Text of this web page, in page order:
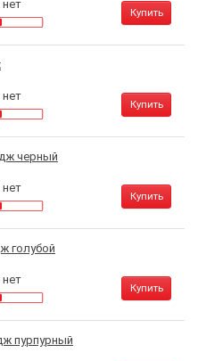
нет
Купить
нет
Купить
черный
нет
Купить
голубой
нет
Купить
пурпурный